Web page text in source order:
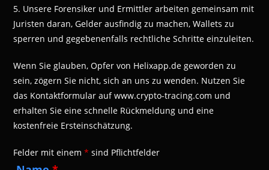
5. Unsere Forensiker und Ermittler arbeiten gemeinsam mit
Juristen daran, Gelder ausfindig zu machen, Wallets zu
sperren und gegebenenfalls rechtliche Schritte einzuleiten.
Wenn Sie glauben, Opfer von Helixapp.de geworden zu
sein, zögern Sie nicht, sich an uns zu wenden. Nutzen Sie
das Kontaktformular auf www.crypto-tracing.com und
erhalten Sie eine schnelle Rückmeldung und eine
kostenfreie Ersteinschätzung.
Felder mit einem* sind Pflichtfelder